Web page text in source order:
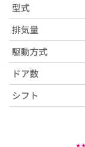
型式
排気量
駆動方式
ドア数
シフト